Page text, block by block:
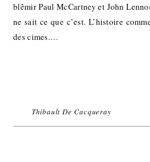
blêmir Paul McCartney et John
ne sait ce que c’est. L’histoire
des cimes.…
Thibault De Cacqueray